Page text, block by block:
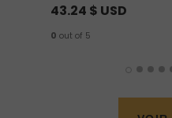
43.24 $ USD
0 out of 5